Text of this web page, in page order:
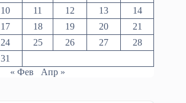
10 11 12 13
14
17 18 19 20
21
24 25 26 27
28
31
« Фев
Апр »